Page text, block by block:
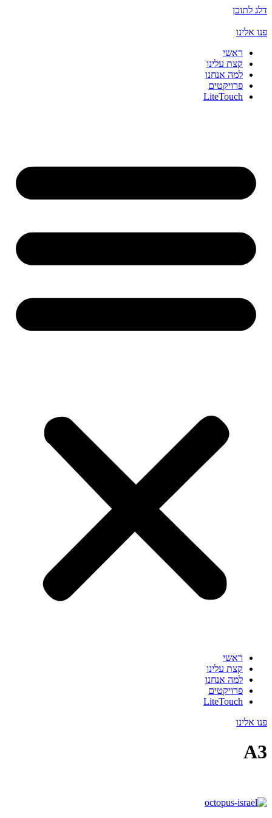
דלג לתוכן
פנו אלינו
ראשי
קצת עלינו
למה אנחנו
פרויקטים
LiteTouch
ראשי
קצת עלינו
למה אנחנו
פרויקטים
LiteTouch
פנו אלינו
A3